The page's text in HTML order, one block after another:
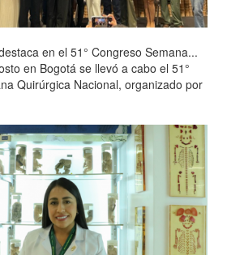
en el 51° Congreso Semana...
en Bogotá se llevó a cabo el 51°
Quirúrgica Nacional, organizado por